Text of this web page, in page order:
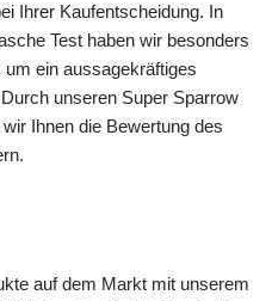
Ihrer Kaufentscheidung. In
Test haben wir besonders
ein aussagekräftiges
unseren Super Sparrow
Ihnen die Bewertung des
auf dem Markt mit unserem